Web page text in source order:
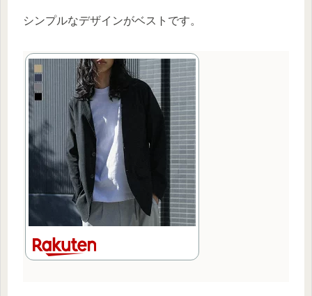
シンプルなデザインがベストです。